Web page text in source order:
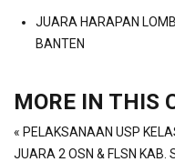
JUARA HARAPAN
BANTEN
MORE IN THIS
« PELAKSANAAN USP
JUARA 2 OSN & FLSN KAB.